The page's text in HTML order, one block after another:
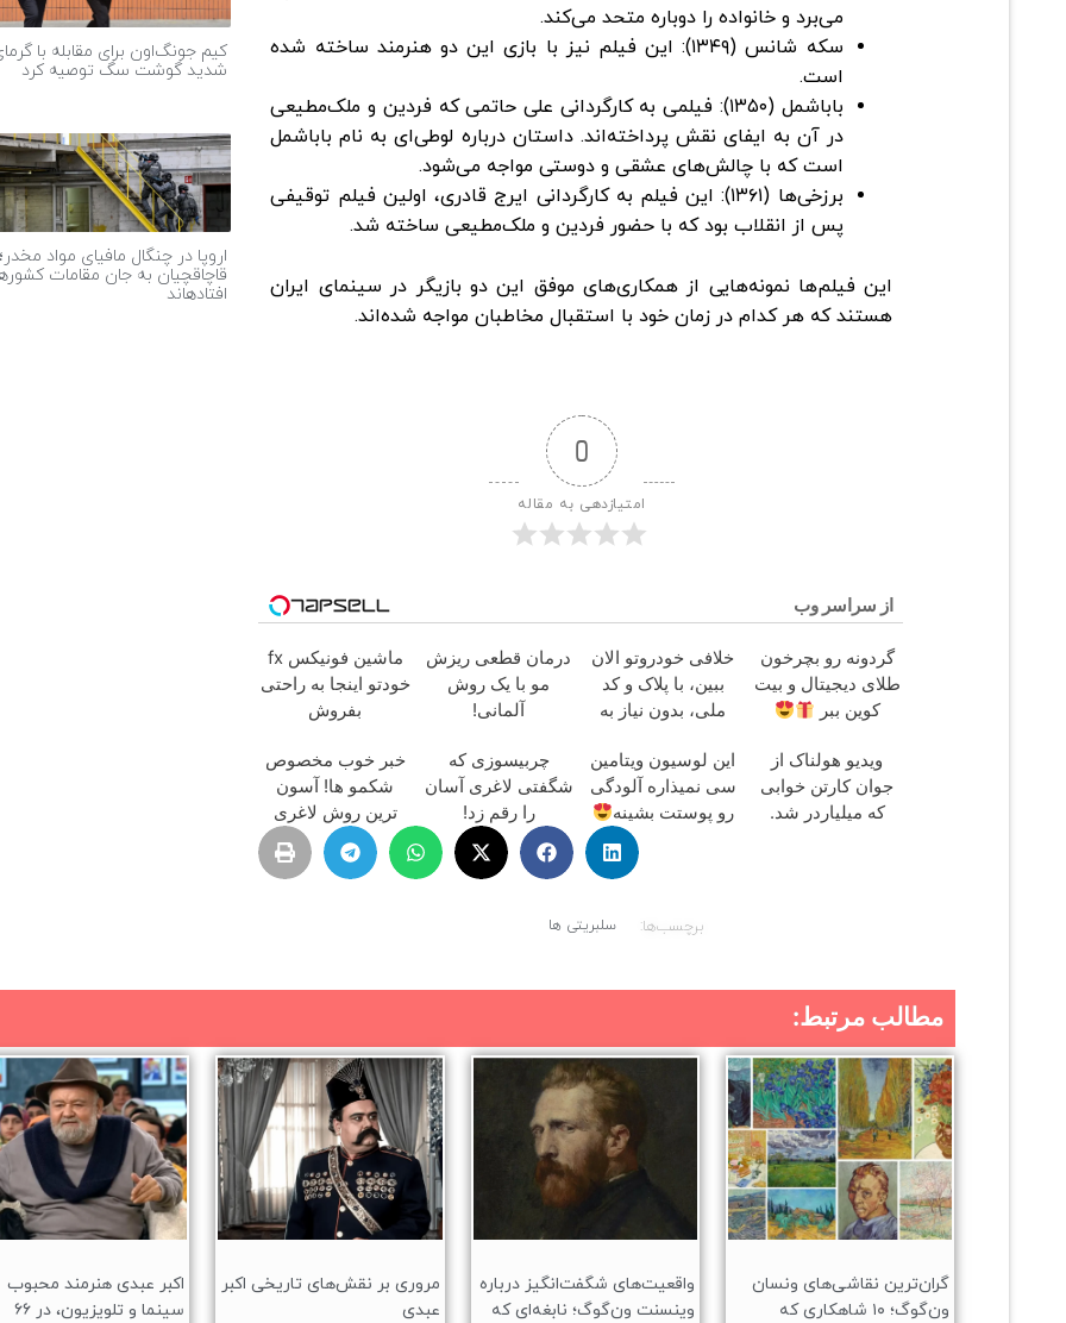
کیم جونگ‌اون برای مقابله با
شدید گوشت سگ توصیه کرد
اروپا در چنگال مافیای مواد مخدر؛
قاچاقچیان به جان مقامات
افتادهاند
می‌برد و خانواده را دوباره متحد می‌کند. ​
سکه شانس (۱۳۴۹): این فیلم نیز با بازی این دو هنرمند ساخته شده
است. ​
باباشمل (۱۳۵۰): فیلمی به کارگردانی علی حاتمی که فردین و ملک‌مطیعی
در آن به ایفای نقش پرداخته‌اند. داستان درباره لوطی‌ای به نام باباشمل
است که با چالش‌های عشقی و دوستی مواجه می‌شود. ​
برزخی‌ها (۱۳۶۱): این فیلم به کارگردانی ایرج قادری، اولین فیلم توقیفی
پس از انقلاب بود که با حضور فردین و ملک‌مطیعی ساخته شد. ​
این فیلم‌ها نمونه‌هایی از همکاری‌های موفق این دو بازیگر در سینمای ایران
هستند که هر کدام در زمان خود با استقبال مخاطبان مواجه شده‌اند.​
0
امتیازدهی به مقاله
از سراسر وب
گردونه رو بچرخون
طلای دیجیتال و بیت
کوین ببر
خلافی خودروتو الان
ببین، با پلاک و کد
ملی، بدون نیاز به
درمان قطعی ریزش
مو با یک روش
آلمانی!
ماشین فونیکس fx
خودتو اینجا به راحتی
بفروش
ویدیو هولناک از
جوان کارتن خوابی
که میلیاردر شد.
این لوسیون ویتامین
سی نمیذاره آلودگی
رو پوستت بشینه
چربیسوزی که
شگفتی لاغری آسان
را رقم زد!
خبر خوب مخصوص
شکمو ها! آسون
ترین روش لاغری
معرفی شد
برچسب‌ها: سلبریتی ها
مطالب مرتبط:
گران‌ترین نقاشی‌های ونسان
ون‌گوگ؛ ۱۰ شاهکاری که
واقعیت‌های شگفت‌انگیز درباره
وینسنت ون‌گوگ؛ نابغه‌ای که
مروری بر نقش‌های تاریخی اکبر
عبدی
اکبر عبدی هنرمند محبوب
سینما و تلویزیون، در ۶۶